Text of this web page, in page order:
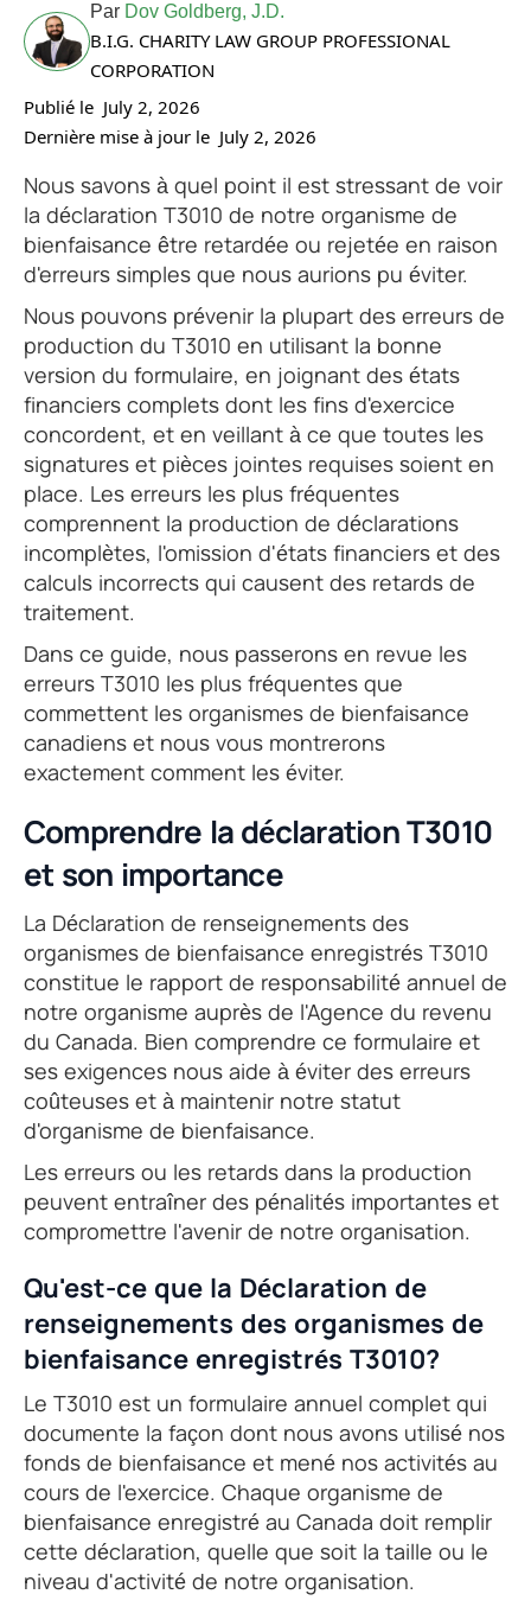
Par Dov Goldberg, J.D.
B.I.G. CHARITY LAW GROUP PROFESSIONAL
CORPORATION
Publié le July 2, 2026
Dernière mise à jour le July 2, 2026
Nous savons à quel point il est stressant de voir
la déclaration T3010 de notre organisme de
bienfaisance être retardée ou rejetée en raison
d'erreurs simples que nous aurions pu éviter.
Nous pouvons prévenir la plupart des erreurs de
production du T3010 en utilisant la bonne
version du formulaire, en joignant des états
financiers complets dont les fins d'exercice
concordent, et en veillant à ce que toutes les
signatures et pièces jointes requises soient en
place. Les erreurs les plus fréquentes
comprennent la production de déclarations
incomplètes, l'omission d'états financiers et des
calculs incorrects qui causent des retards de
traitement.
Dans ce guide, nous passerons en revue les
erreurs T3010 les plus fréquentes que
commettent les organismes de bienfaisance
canadiens et nous vous montrerons
exactement comment les éviter.
Comprendre la déclaration T3010
et son importance
La Déclaration de renseignements des
organismes de bienfaisance enregistrés T3010
constitue le rapport de responsabilité annuel de
notre organisme auprès de l'Agence du revenu
du Canada. Bien comprendre ce formulaire et
ses exigences nous aide à éviter des erreurs
coûteuses et à maintenir notre statut
d'organisme de bienfaisance.
Les erreurs ou les retards dans la production
peuvent entraîner des pénalités importantes et
compromettre l'avenir de notre organisation.
Qu'est-ce que la Déclaration de
renseignements des organismes de
bienfaisance enregistrés T3010?
Le T3010 est un formulaire annuel complet qui
documente la façon dont nous avons utilisé nos
fonds de bienfaisance et mené nos activités au
cours de l'exercice. Chaque organisme de
bienfaisance enregistré au Canada doit remplir
cette déclaration, quelle que soit la taille ou le
niveau d'activité de notre organisation.